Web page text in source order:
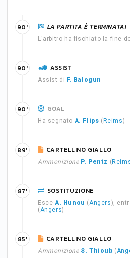
LA PARTITA È TERMINATA!
L'arbitro ha fischiato la fine
90'
ASSIST
Assist di F. Balogun
90'
GOAL
Ha segnato A. Flips ( Reims)
90'
CARTELLINO GIALLO
Ammonizione P. Pentz (
89'
SOSTITUZIONE
Esce A. Hunou (Angers),
(Angers)
87'
CARTELLINO GIALLO
Ammonizione S. Thioub (
85'